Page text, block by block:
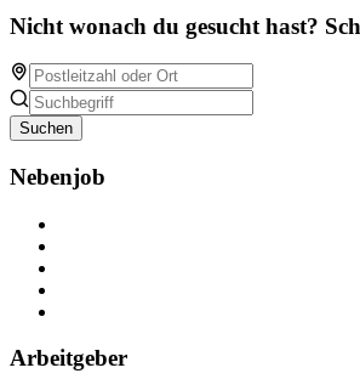
Nicht wonach du gesucht hast?
Suchen
Nebenjob
Arbeitgeber